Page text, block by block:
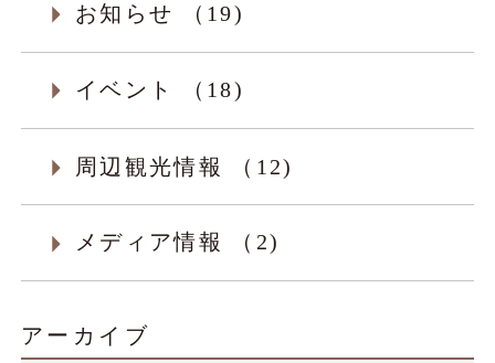
お知らせ （19)
イベント （18)
周辺観光情報 （12)
メディア情報 （2)
アーカイブ